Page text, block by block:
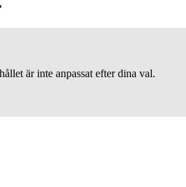
är inte anpassat efter dina val.